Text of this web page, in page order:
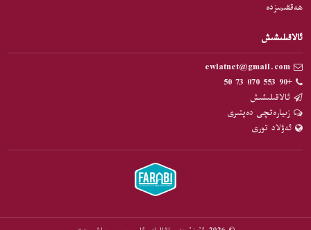
ھەققىمىزدە
ئالاقىلىشىش
+90 553 070 73 50
ئالاقىلىشىش
زىيارەتچى دەپتىرى
ئەۋلاد تورى